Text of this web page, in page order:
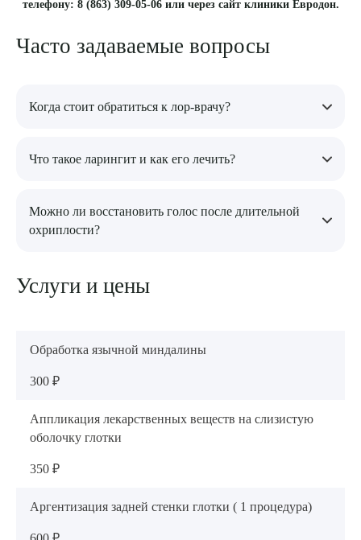
телефону: 8 (863) 309-05-06 или через сайт клиники Евродон.
Часто задаваемые вопросы
Когда стоит обратиться к лор-врачу?
проходят в течение нескольких дней или сопровождаются
Что такое ларингит и как его лечить?
сопровождается охриплостью и болями при глотании.
Лечение включает противовоспалительные препараты и
Можно ли восстановить голос после длительной
охриплости?
рекомендаций врача, восстановление голоса возможно.
Услуги и цены
Обработка язычной миндалины
300 ₽
Аппликация лекарственных веществ на слизистую
оболочку глотки
350 ₽
Аргентизация задней стенки глотки ( 1 процедура)
обработку персональных данных
ПОДТВЕРДИТЬ